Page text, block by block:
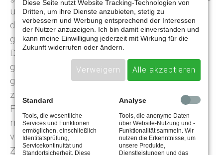
und fest vereinbarter Laufzeit. Das heißt, dass
du das von der Bank geliehene Geld in zeitlich
gestaffelten Beträgen, den Raten, zurückzahlst.
Die Kreditrate, welche in der Regel monatlich
gezahlt wird, setzt sich aus einem Teil des
geliehenen Geldes, der Tilgung, und den Zinsen
zusammen.
sind die häufigste
Form auf dem Kreditmarkt für kurz- und
mittelfristige Investitionen. Mittlerweile gibt es
viele Online Shops mit Ratenzahlung und
Zahlungsarten, die es einem ermöglichen den
Diese Seite nutzt Website Tracking-Technologien von
Dritten, um ihre Dienste anzubieten, stetig zu
verbessern und Werbung entsprechend der Interessen
der Nutzer anzuzeigen. Ich bin damit einverstanden und
kann meine Einwilligung jederzeit mit Wirkung für die
Zukunft widerrufen oder ändern.
Verweigern Alle akzeptieren
Standard
Tools, die wesentliche
Services und Funktionen
ermöglichen, einschließlich
Identitätsprüfung,
Servicekontinuität und
Standortsicherheit. Diese
Analyse
Tools, die anonyme Daten
über Website-Nutzung und -
Funktionalität sammeln. Wir
nutzen die Erkenntnisse, um
unsere Produkte,
Dienstleistungen und das